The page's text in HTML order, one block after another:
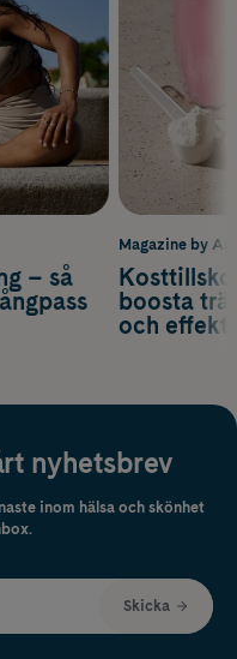
Magazine by
boosta
och
– så
nyhetsbrev
inom hälsa och skönhet
Skicka